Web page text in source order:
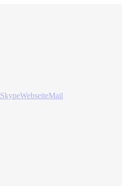
SkypeWebseiteMail